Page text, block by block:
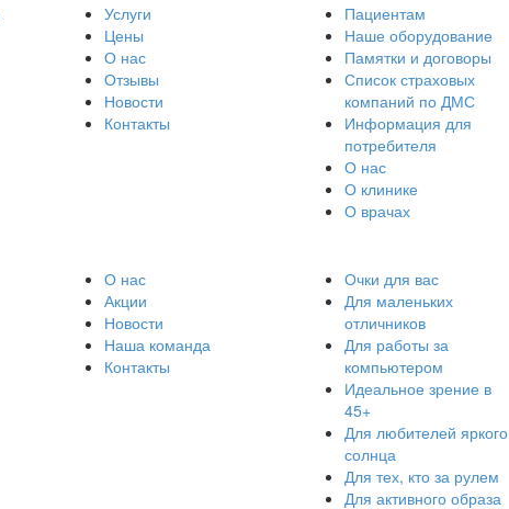
Услуги
Цены
О нас
Отзывы
Новости
Контакты
Пациентам
Наше оборудование
Памятки и договоры
Список страховых
компаний по ДМС
Информация для
потребителя
О нас
О клинике
О врачах
О нас
Акции
Новости
Наша команда
Контакты
Очки для вас
Для маленьких
отличников
Для работы за
компьютером
Идеальное зрение в
45+
Для любителей яркого
солнца
Для тех, кто за рулем
Для активного образа